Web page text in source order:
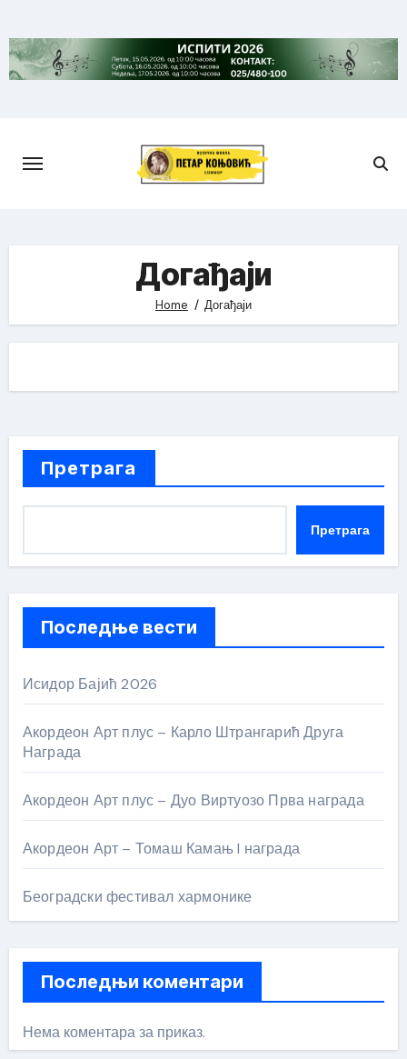
to
content
Догађаји
Home Догађаји
Претрага
Претрага
Последње вести
Исидор Бајић 2026
Акордеон Арт плус – Карло Штрангарић Друга
Награда
Акордеон Арт плус – Дуо Виртуозо Прва награда
Акордеон Арт – Томаш Камањ I награда
Београдски фестивал хармонике
Последњи коментари
Нема коментара за приказ.